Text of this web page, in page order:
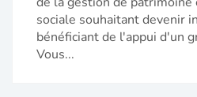
sociale souhaitant devenir
bénéficiant de l'appui d'un
Vous...